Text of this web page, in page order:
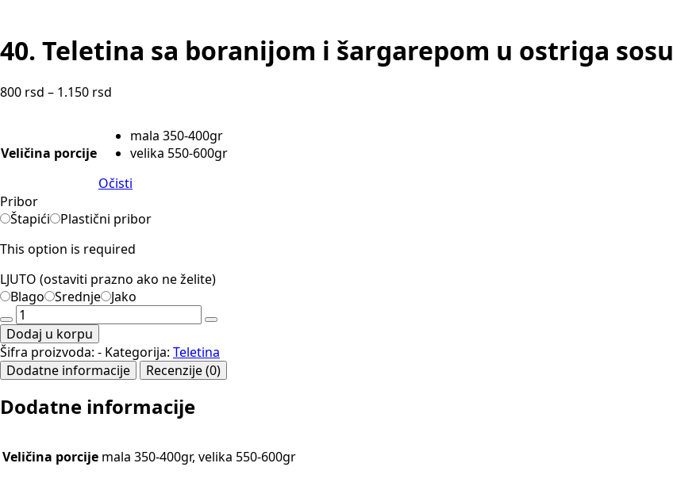
40. Teletina sa boranijom i šargarepom u ostriga sosu
800 rsd – 1.150 rsd
800 rsd
do
1.150 rsd
Veličina porcije
mala 350-400gr
velika 550-600gr
Očisti
Pribor
Štapići
Plastični pribor
This option is required
LJUTO (ostaviti prazno ako ne želite)
Blago
Srednje
Jako
40.
Teletina
sa
boranijom
i
šargarepom
u
sosu
Dodaj u korpu
Šifra proizvoda: - Kategorija: Teletina
Dodatne informacije
Recenzije (0)
Dodatne informacije
Veličina porcije mala 350-400gr, velika 550-600gr